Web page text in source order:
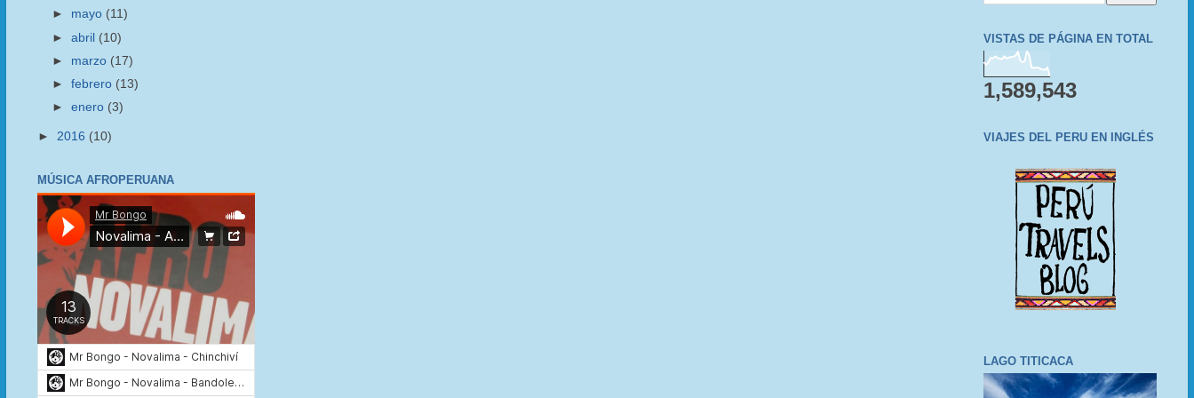
► mayo (11)
►abril (10)
► marzo (17)
►febrero (13)
►enero (3)
► 2016 (10)
MÚSICA AFROPERUANA
VISTAS DE PÁGINA EN TOTAL
1,589,543
VIAJES DEL PERU EN INGLÉS
LAGO TITICACA